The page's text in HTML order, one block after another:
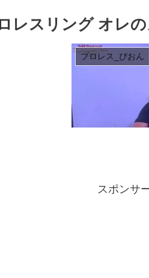
レスリング オレ
プロレス_ぴおん
スポンサ